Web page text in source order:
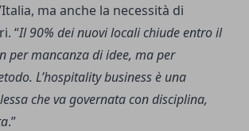
ma anche la necessità di
“Il 90% dei nuovi locali chiude entro il
per mancanza di idee, ma per
L’hospitality business è una
che va governata con disciplina,
.”